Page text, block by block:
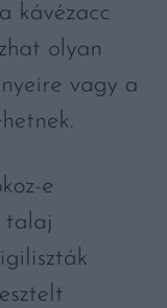
kávézacc
olyan
vagy a
e
talaj